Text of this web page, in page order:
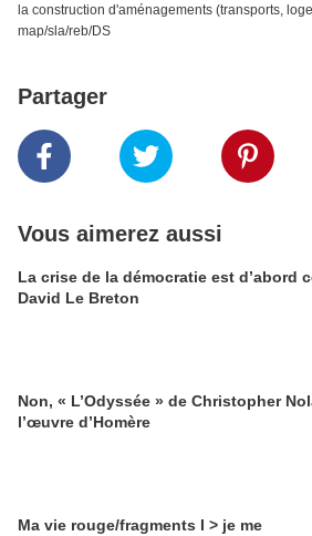
la construction d'aménagements (transports,
map/sla/reb/DS
Partager
Vous aimerez aussi
La crise de la démocratie est d’abord
David Le Breton
Non, « L’Odyssée » de Christopher
l’œuvre d’Homère
Ma vie rouge/fragments I > je me